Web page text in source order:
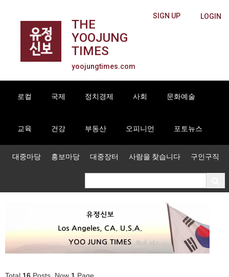
LOGIN
SIGN UP
THE
YOOJUNG
TIMES
yoojungtimes.com
로컬 국제 정치경제 사회 문화예술
교육 건강 부동산 오피니언 포토뉴스
대중마당 홍보마당 대중장터 사람을 찾습니다 구인구직